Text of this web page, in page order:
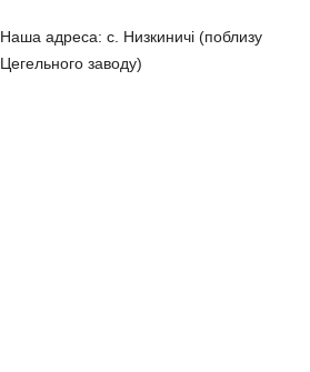
Наша адреса: с. Низкиничі (поблизу
Цегельного заводу)